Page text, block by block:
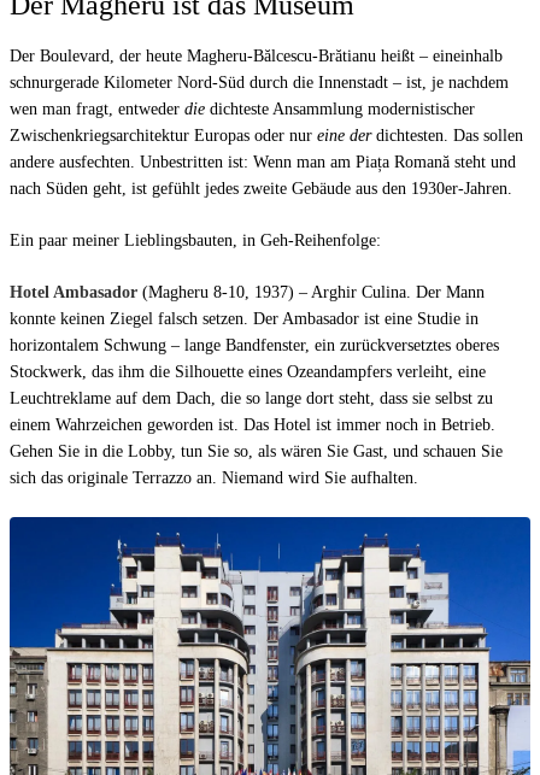
Der Boulevard, der heute Magheru-Bălcescu-Brătianu heißt – eineinhalb
schnurgerade Kilometer Nord-Süd durch die Innenstadt – ist, je nachdem
wen man fragt, entweder die dichteste Ansammlung modernistischer
Zwischenkriegsarchitektur Europas oder nur eine derdichtesten. Das sollen
andere ausfechten. Unbestritten ist: Wenn man am Piața Romană steht und
nach Süden geht, ist gefühlt jedes zweite Gebäude aus den 1930er-Jahren.
Ein paar meiner Lieblingsbauten, in Geh-Reihenfolge:
Hotel Ambasador (Magheru 8-10, 1937) – Arghir Culina. Der Mann
konnte keinen Ziegel falsch setzen. Der Ambasador ist eine Studie in
horizontalem Schwung – lange Bandfenster, ein zurückversetztes oberes
Stockwerk, das ihm die Silhouette eines Ozeandampfers verleiht, eine
Leuchtreklame auf dem Dach, die so lange dort steht, dass sie selbst zu
einem Wahrzeichen geworden ist. Das Hotel ist immer noch in Betrieb.
Gehen Sie in die Lobby, tun Sie so, als wären Sie Gast, und schauen Sie
sich das originale Terrazzo an. Niemand wird Sie aufhalten.